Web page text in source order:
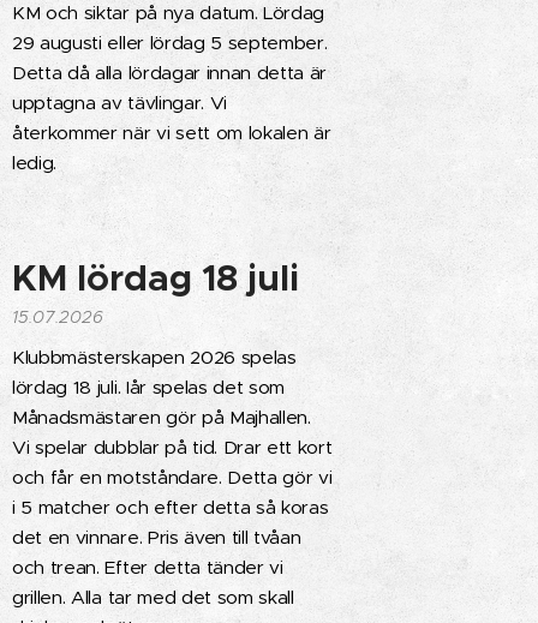
KM och siktar på nya datum. Lördag
29 augusti eller lördag 5 september.
Detta då alla lördagar innan detta är
upptagna av tävlingar. Vi
återkommer när vi sett om lokalen är
ledig.
KM lördag 18 juli
15.07.2026
Klubbmästerskapen 2026 spelas
lördag 18 juli. Iår spelas det som
Månadsmästaren gör på Majhallen.
Vi spelar dubblar på tid. Drar ett kort
och får en motståndare. Detta gör vi
i 5 matcher och efter detta så koras
det en vinnare. Pris även till tvåan
och trean. Efter detta tänder vi
grillen. Alla tar med det som skall